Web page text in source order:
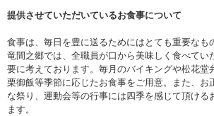
提供させていただいているお食事について
食事は、毎日を豊に送るためにはとても重要なも
竜間之郷では、全職員が口から美味しく食べてい
要に考えております。毎月のバイキングや松花堂
栗御飯等季節に応じたお食事をご用意。また、お
な祭り、運動会等の行事には四季を感じて頂ける
ます。